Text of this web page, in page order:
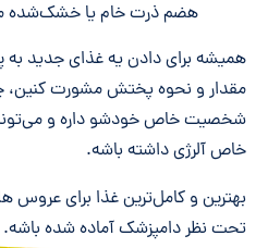
هضم ذرت خام یا خشک‌شده
همیشه برای دادن یه غذای جدید به
مقدار و نحوه پختش مشورت
شخصیت خاص خودشو داره و
خاص آلرژی داشته باشه.
بهترین و کامل‌ترین غذا برای عروس
تحت نظر دامپزشک آماده شده باشه.